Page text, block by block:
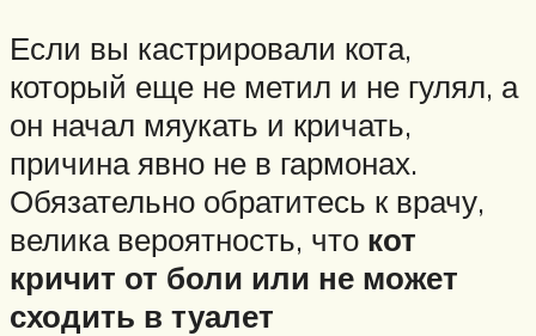
Если вы кастрировали кота,
который еще не метил и не гулял, а
он начал мяукать и кричать,
причина явно не в гармонах.
Обязательно обратитесь к врачу,
велика вероятность, что кот
кричит от боли или не может
сходить в туалет